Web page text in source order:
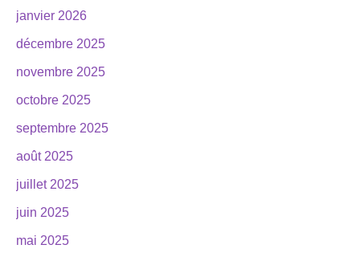
janvier 2026
décembre 2025
novembre 2025
octobre 2025
septembre 2025
août 2025
juillet 2025
juin 2025
mai 2025